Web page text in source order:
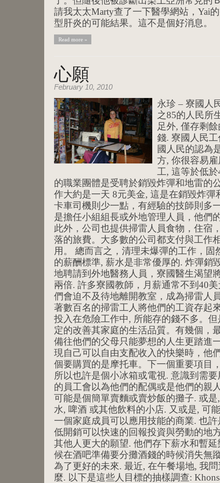
請我太太Marty查了一下醫學網站，Yai
型肝炎的可能結果。這不是個好消息。
Read more »
心願
February 10, 2010
永珍 – 寮國人
之85的人民所
足外, 僅存剩
錢. 寮國人民
國人民的認為
方, 你很容易
工, 這等於低
的職業團體是受聘於銷毀炸彈和地雷的
作大約是一天 8元美金, 這是在銷毀炸彈
卡車司機則少一點，有經驗的技師則多
是擔任小組組長或外地管理人員，他們
此外，公司也提供掃雷人員食物，住宿
落的旅費。大多數的公司都支付與工作
用。 總而言之，清理未爆彈的工作，固
的薪酬標準, 薪水是非常優厚的. 炸彈銷
地聘請到外地醫務人員，寮國醫生渴望
兩倍. 許多寮國教師，月薪通常不到40
們會迫不及待地離開教室，成為掃雷人
著數百名的掃雷工人將他們的工資存起
投入在危險工作中, 所能存的錢不多。
定的改善其家庭的生活品質。有幾個，
備往他們的父母只能夢想的人生更踏進
現自己可以自由支配收入的快樂時，他
個要購買的是摩托車。下一個重要項目
所以也許是個小冰箱或電視. 意識到需
的員工會以為他們的配偶或是他們的親
可能是個簡單賣麵或賣炒飯的攤子. 或
水, 啤酒 或其他飲料的小店. 又或是, 可
一個家庭成員可以應用技能的商業. 也
低開銷可以快速的回報投資與勞動的地
其他人更大的願望. 他們存下薪水和暫
候在酒吧準備要分攤酒錢的時候消失無
為了更好的未來. 最近, 在午餐場地, 我
麼. 以下是這些人目標的抽樣調查: